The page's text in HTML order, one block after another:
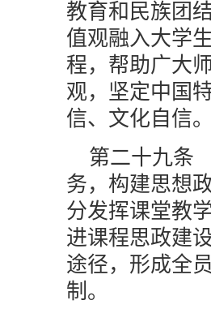
教育和民族团
值观融入大学
程，帮助广大
观，坚定中国
信、文化自信
第二十九条
务，构建思想
分发挥课堂教
进课程思政建
途径，形成全
制。